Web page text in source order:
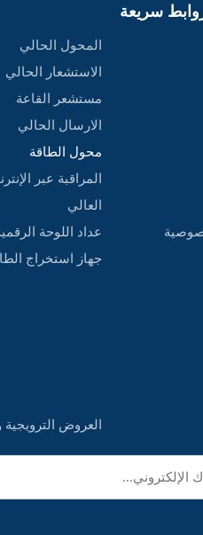
سريعة
المحول الحالي
الاستشعار الحالي
مستشعر القاعة
الارسال الحالي
محول الطاقة
المراقبة عبر
العالي
عداد اللوحة
‌جهاز استخراج
العروض